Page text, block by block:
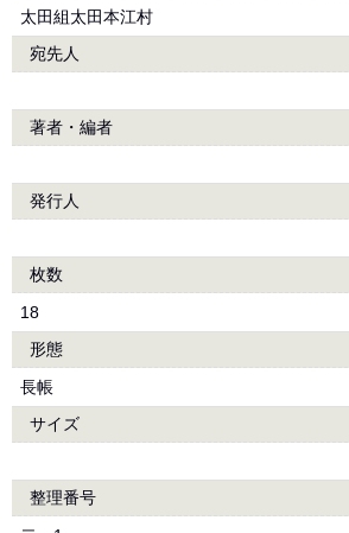
太田組太田本江村
宛先人
著者・編者
発行人
枚数
18
形態
長帳
サイズ
整理番号